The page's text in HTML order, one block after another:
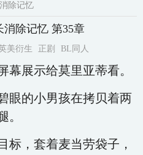
除记忆
除记忆 第35章
美衍生 正剧 BL同人
幕展示给莫里亚蒂看。
眼的小男孩在拷贝着两
。
标，套着麦当劳袋子，